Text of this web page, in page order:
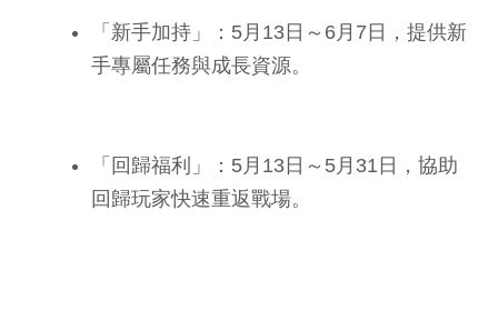
「新手加持」：5月13日～6月7日，提供新
手專屬任務與成長資源。
「回歸福利」：5月13日～5月31日，協助
回歸玩家快速重返戰場。